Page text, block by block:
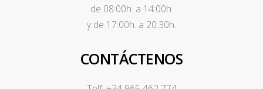
de 08:00h. a 14:00h.
y de 17:00h. a 20:30h.
CONTÁCTENOS